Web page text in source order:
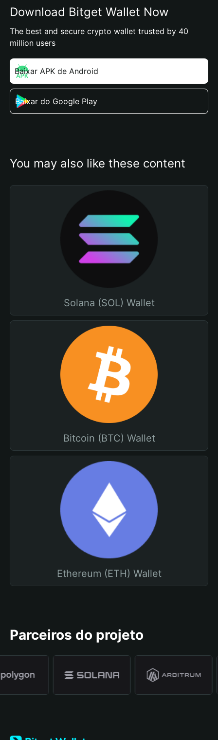
Download Bitget Wallet Now
The best and secure crypto wallet trusted by 40
million users
Baixar APK de Android
Baixar do Google Play
You may also like these content
Solana (SOL) Wallet
Bitcoin (BTC) Wallet
Ethereum (ETH) Wallet
Parceiros do projeto